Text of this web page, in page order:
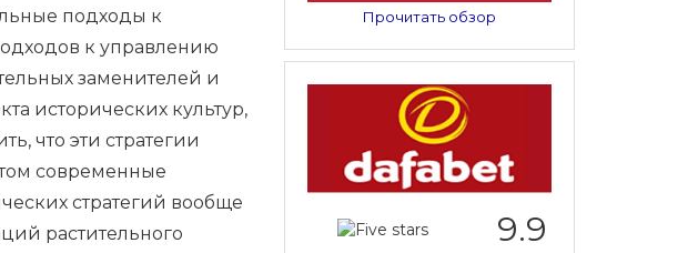
подходы к
к управлению
заменителей и
исторических культур,
что эти стратегии
современные
стратегий вообще
растительного
Прочитать обзор
9.9